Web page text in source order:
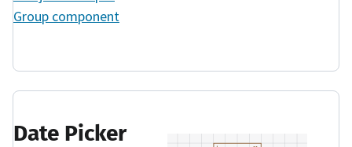
Group component
Date Picker